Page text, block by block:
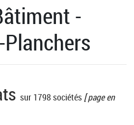
-
sur 1798 sociétés [ page en